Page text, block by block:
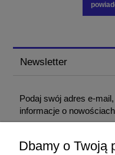
Newsletter
Podaj swój adres e-
informacje o
Dbamy o Twoją